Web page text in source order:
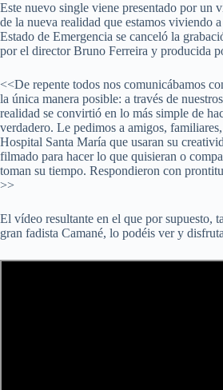
Este nuevo single viene presentado por un
de la nueva realidad que estamos viviendo
Estado de Emergencia se canceló la
por el director Bruno Ferreira y producida
<<De repente todos nos comunicábamos
la única manera posible: a través de
realidad se convirtió en lo más simple de
verdadero. Le pedimos a amigos,
Hospital Santa María que usaran su
filmado para hacer lo que quisieran o
toman su tiempo. Respondieron con
>>
El vídeo resultante en el que por supuesto,
gran fadista Camané, lo podéis ver y